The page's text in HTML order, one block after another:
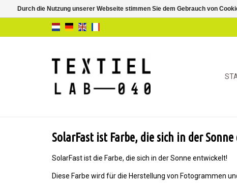
SolarFast ist Farbe, die sich in der
SolarFast ist die Farbe, die sich in der Sonne entwickelt!
Diese Farbe wird für die Herstellung von Fotogrammen
Durch die Nutzung unserer Webseite stimmen Sie dem Gebrauch von